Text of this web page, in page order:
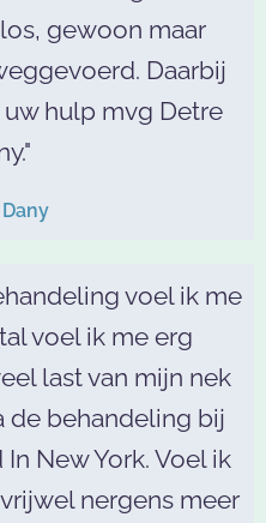
gewoon maar
Daarbij
hulp mvg Detre
voel ik me
voel ik me erg
last van mijn nek
de behandeling bij
New York. Voel ik
nergens meer